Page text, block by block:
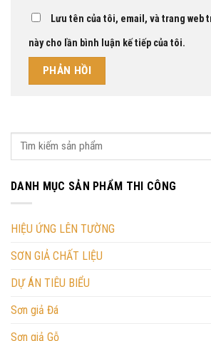
Lưu tên của tôi, email, và trang web
này cho lần bình luận kế tiếp của tôi.
DANH MỤC SẢN PHẨM THI CÔNG
HIỆU ỨNG LÊN TƯỜNG
SƠN GIẢ CHẤT LIỆU
DỰ ÁN TIÊU BIỂU
Sơn giả Đá
Sơn giả Gỗ